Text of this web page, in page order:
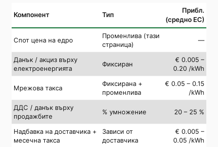
Компонент Тип
Прибл.
(средно ЕС)
Спот цена на едро
Променлива (тази
страница)
—
Данък / акциз върху
електроенергията
Фиксиран
€ 0.005 –
0.20 /kWh
Мрежова такса
Фиксирана +
променлива
€ 0.05 – 0.15
/kWh
ДДС / данък върху
продажбите
% умножение 20 – 25 %
Надбавка на доставчика +
месечна такса
Зависи от
доставчика
€ 0.005 –
0.05 /kWh